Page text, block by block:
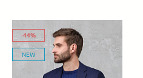
-44%
NEW